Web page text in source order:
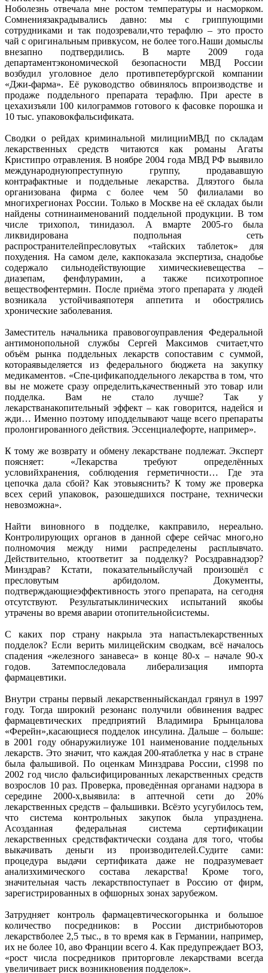
Ноболезнь отвечала мне ростом температуры и насморком.
Сомнениязакрадывались давно: мы с гриппующими
сотрудниками и так подозревали,что терафлю – это просто
чай с оригинальным привкусом, не более того.Наши домыслы
внезапно подтвердились. В марте 2009 года
департаментэкономической безопасности МВД России
возбудил уголовное дело противпетербургской компании
«Джи-фарма». Её руководство обвинялось впроизводстве и
продаже поддельного препарата терафлю. При аресте в
цехахизъяли 100 килограммов готового к фасовке порошка и
10 тыс. упаковокфальсификата.
Сводки о рейдах криминальной милицииМВД по складам
лекарственных средств читаются как романы Агаты
Кристипро отравления. В ноябре 2004 года МВД РФ выявило
международнуюпреступную группу, продававшую
контрафактные и поддельные лекарства. Дляэтого была
организована фирма с более чем 50 филиалами во
многихрегионах России. Только в Москве на её складах были
найдены сотнинаименований поддельной продукции. В том
числе трихопол, тинидазол. А вмарте 2005-го была
ликвидирована подпольная сеть
распространителейпресловутых «тайских таблеток» для
похудения. На самом деле, какпоказала экспертиза, снадобье
содержало сильнодействующие химическиевещества –
диазепам, фенфлурамин, а также психотропное
веществофентермин. После приёма этого препарата у людей
возникала устойчиваяпотеря аппетита и обострялись
хронические заболевания.
Заместитель начальника правовогоуправления Федеральной
антимонопольной службы Сергей Максимов считает,что
объём рынка поддельных лекарств сопоставим с суммой,
котораявыделяется из федерального бюджета на закупку
медикаментов. «Спе-цификаподдельного лекарства в том, что
вы не можете сразу определить,качественный это товар или
подделка. Вам не стало лучше? Так у
лекарстванакопительный эффект – как говорится, надей­ся и
жди… Именно поэтому иподделывают чаще всего препараты
пролонгированного действия. Эссенциалефорте, например».
К тому же возврату и обмену лекарстване подлежат. Эксперт
поясняет: «Лекарства требуют определённых
условийхранения, соблюдения герметичности… Где эта
цепочка дала сбой? Как этовыяснить? К тому же проверка
всех серий упаковок, разошедшихся постране, технически
невозможна».
Найти виновного в подделке, какправило, нереально.
Контролирующих органов в данной сфере сейчас много,но
полномочия между ними распределены расплывчато.
Действительно, ктоответит за подделку? Росздравнадзор?
Минздрав? Кстати, показательныйслучай произошёл с
пресловутым арбидолом. Документы,
подтверждающиеэффективность этого препарата, на сегодня
отсутствуют. Результатыклинических испытаний якобы
утрачены во время аварии отопительнойсистемы.
С каких пор страну накрыла эта напастьлекарственных
подделок? Если верить милицейским сводкам, всё началось
спадения «железного занавеса» в конце 80-х – начале 90-х
годов. Затемпоследовала либерализация импорта
фармацевтики.
Внутри страны первый лекарственныйскандал грянул в 1997
году. Тогда широкий резонанс получили обвинения вадрес
фармацевтических предприятий Владимира Брынцалова
«Ферейн»,касающиеся подделок инсулина. Дальше – больше:
в 2001 году обнаружилиуже 101 наименование поддельных
лекарств. Это значит, что каждая 200-ятаблетка у нас в стране
была фальшивой. По оценкам Минздрава России, с1998 по
2002 год число фальсифицированных лекарственных средств
возрослов 10 раз. Проверка, проведённая органами надзора в
середине 2000-х,выявила: в аптечной сети до 20%
лекарственных средств – фальшивки. Всёэто усугубилось тем,
что система контрольных закупок была упразднена.
Асозданная федеральная система сертификации
лекарственных средствфактически создана для того, чтобы
выкачивать деньги из производителей.Судите сами:
процедура выдачи сертификата даже не подразумевает
анализхимического состава лекарства! Кроме того,
значительная часть лекарствпоступает в Россию от фирм,
зарегистрированных в офшорных зонах зарубежом.
Затрудняет контроль фармацевтическогорынка и большое
количество посредников: в России дистрибьюторов
лекарствболее 2,5 тыс., в то время как в Германии, например,
их не более 10, аво Франции всего 4. Как предупреждает ВОЗ,
«рост числа посредников приторговле лекарствами всегда
увеличивает риск возникновения подделок».